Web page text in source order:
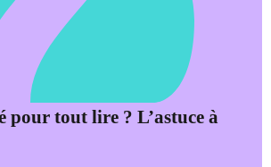
pour tout lire ? L’astuce à